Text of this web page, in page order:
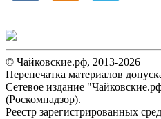
© Чайковские.рф, 2013-2026
Перепечатка материалов
Сетевое издание
(Роскомнадзор).
Реестр зарегистрированных